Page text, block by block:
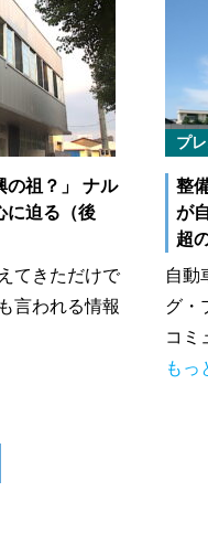
の祖？」 ナル
に迫る（後
てきただけで
言われる情報
プ
整
が
超
自動
グ・
コミ
もっ